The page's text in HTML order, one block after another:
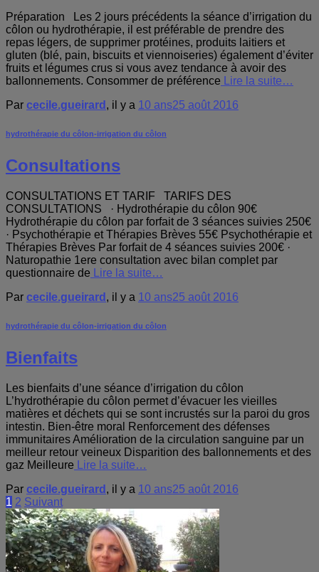
Préparation Les 2 jours précédents la séance d’irrigation du
côlon ou hydrothérapie, il est préférable de prendre des
repas légers, de supprimer protéines, produits laitiers et
gluten (blé, pain, biscuits et viennoiseries) également d’éviter
fruits et légumes crus si vous avez tendance à avoir des
ballonnements. Consommer de préférence Lire la suite…
Par cecile.gueirard , il y a 10 ans25 août 2016
hydrothérapie du côlon-irrigation du côlon
Consultations
CONSULTATIONS ET TARIF TARIFS DES
CONSULTATIONS · Hydrothérapie du côlon 90€
Hydrothérapie du côlon par forfait de 3 séances suivies 250€
· Psychothérapie et Thérapies Brèves 55€ Psychothérapie et
Thérapies Brèves Par forfait de 4 séances suivies 200€ ·
Naturopathie 1ere consultation avec bilan complet par
questionnaire de Lire la suite…
Par cecile.gueirard , il y a 10 ans25 août 2016
hydrothérapie du côlon-irrigation du côlon
Bienfaits
Les bienfaits d’une séance d’irrigation du côlon
L’hydrothérapie du côlon permet d’évacuer les vieilles
matières et déchets qui se sont incrustés sur la paroi du gros
intestin. Bien-être moral Renforcement des défenses
immunitaires Amélioration de la circulation sanguine par un
meilleur retour veineux Disparition des ballonnements et des
gaz Meilleure Lire la suite…
Par cecile.gueirard , il y a 10 ans25 août 2016
Pagination
des
publications
1 2 Suivant